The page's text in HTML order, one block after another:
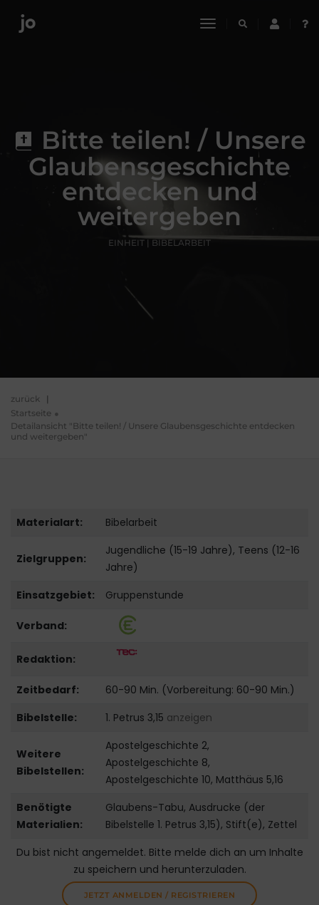
toggle
Bitte teilen! / Unsere
Glaubensgeschichte
entdecken und
weitergeben
EINHEIT | BIBELARBEIT
zurück |
Startseite
Detailansicht "Bitte teilen! / Unsere Glaubensgeschichte entdecken
und weitergeben"
Materialart: Bibelarbeit
Zielgruppen:
Jugendliche (15-19 Jahre), Teens (12-16
Jahre)
Einsatzgebiet:
Gruppenstunde
Verband:
Redaktion:
Zeitbedarf:
60-90 Min. (Vorbereitung: 60-90 Min.)
Bibelstelle:
1. Petrus 3,15 anzeigen
Weitere
Bibelstellen:
Apostelgeschichte 2,
Apostelgeschichte 8,
Apostelgeschichte 10, Matthäus 5,16
Benötigte
Materialien:
Glaubens-Tabu, Ausdrucke (der
Bibelstelle 1. Petrus 3,15), Stift(e), Zettel
Du bist nicht angemeldet. Bitte melde dich an um Inhalte
zu speichern und herunterzuladen.
JETZT ANMELDEN / REGISTRIEREN